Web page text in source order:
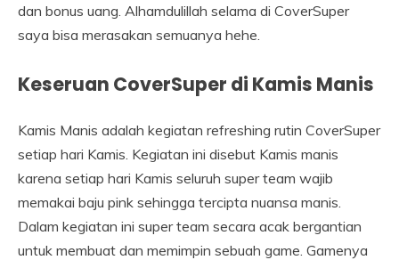
dan bonus uang. Alhamdulillah selama di CoverSuper
saya bisa merasakan semuanya hehe.
Keseruan CoverSuper di Kamis Manis
Kamis Manis adalah kegiatan refreshing rutin CoverSuper
setiap hari Kamis. Kegiatan ini disebut Kamis manis
karena setiap hari Kamis seluruh super team wajib
memakai baju pink sehingga tercipta nuansa manis.
Dalam kegiatan ini super team secara acak bergantian
untuk membuat dan memimpin sebuah game. Gamenya